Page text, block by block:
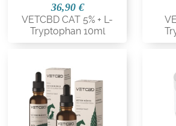
36,90 €
VETCBD CAT 5% + L-
Tryptophan 10ml